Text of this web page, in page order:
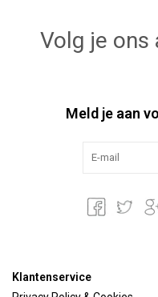
Volg je ons
Meld je aan
Klantenservice